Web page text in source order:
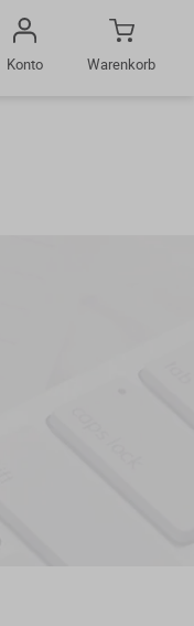
Konto Warenkorb